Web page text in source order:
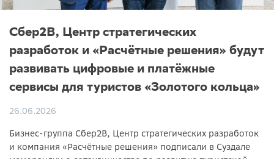
Сбер2B, Центр стратегических
разработок и «Расчётные решения» будут
развивать цифровые и платёжные
сервисы для туристов «Золотого кольца»
26.06.2026
Бизнес-группа Сбер2B, Центр стратегических разработок
и компания «Расчётные решения» подписали в Суздале